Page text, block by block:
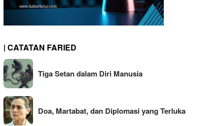
| CATATAN FARIED
Tiga Setan dalam Diri Manusia
Doa, Martabat, dan Diplomasi yang Terluka